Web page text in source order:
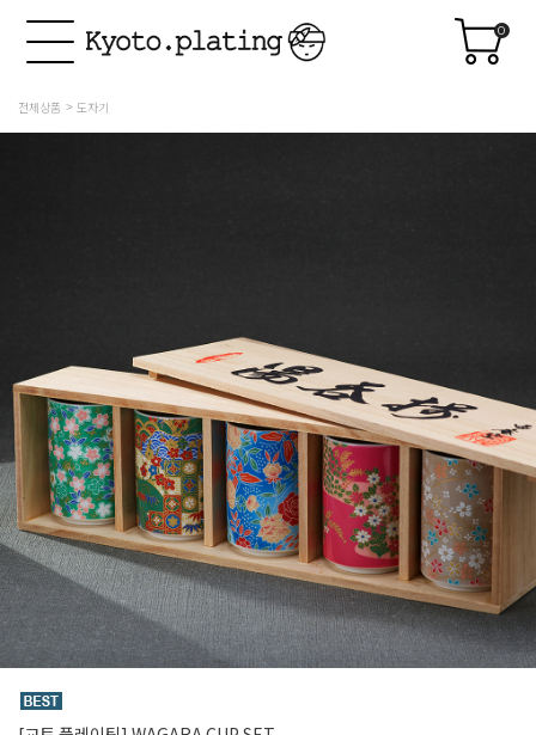
0
전체상품 도자기